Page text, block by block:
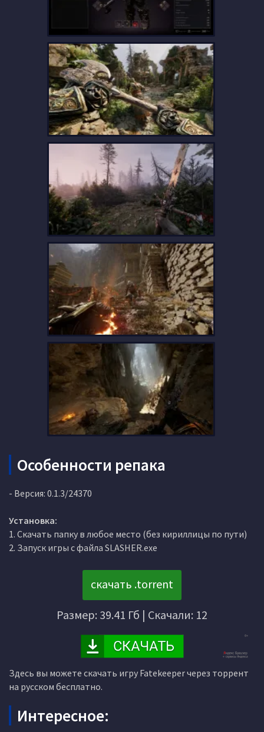
Особенности репака
- Версия: 0.1.3/24370
Установка:
1. Скачать папку в любое место (без кириллицы по пути)
2. Запуск игры с файла SLASHER.exe
скачать .torrent
Размер: 39.41 Гб | Скачали: 12
Здесь вы можете скачать игру Fatekeeper через торрент
на русском бесплатно.
Интересное: